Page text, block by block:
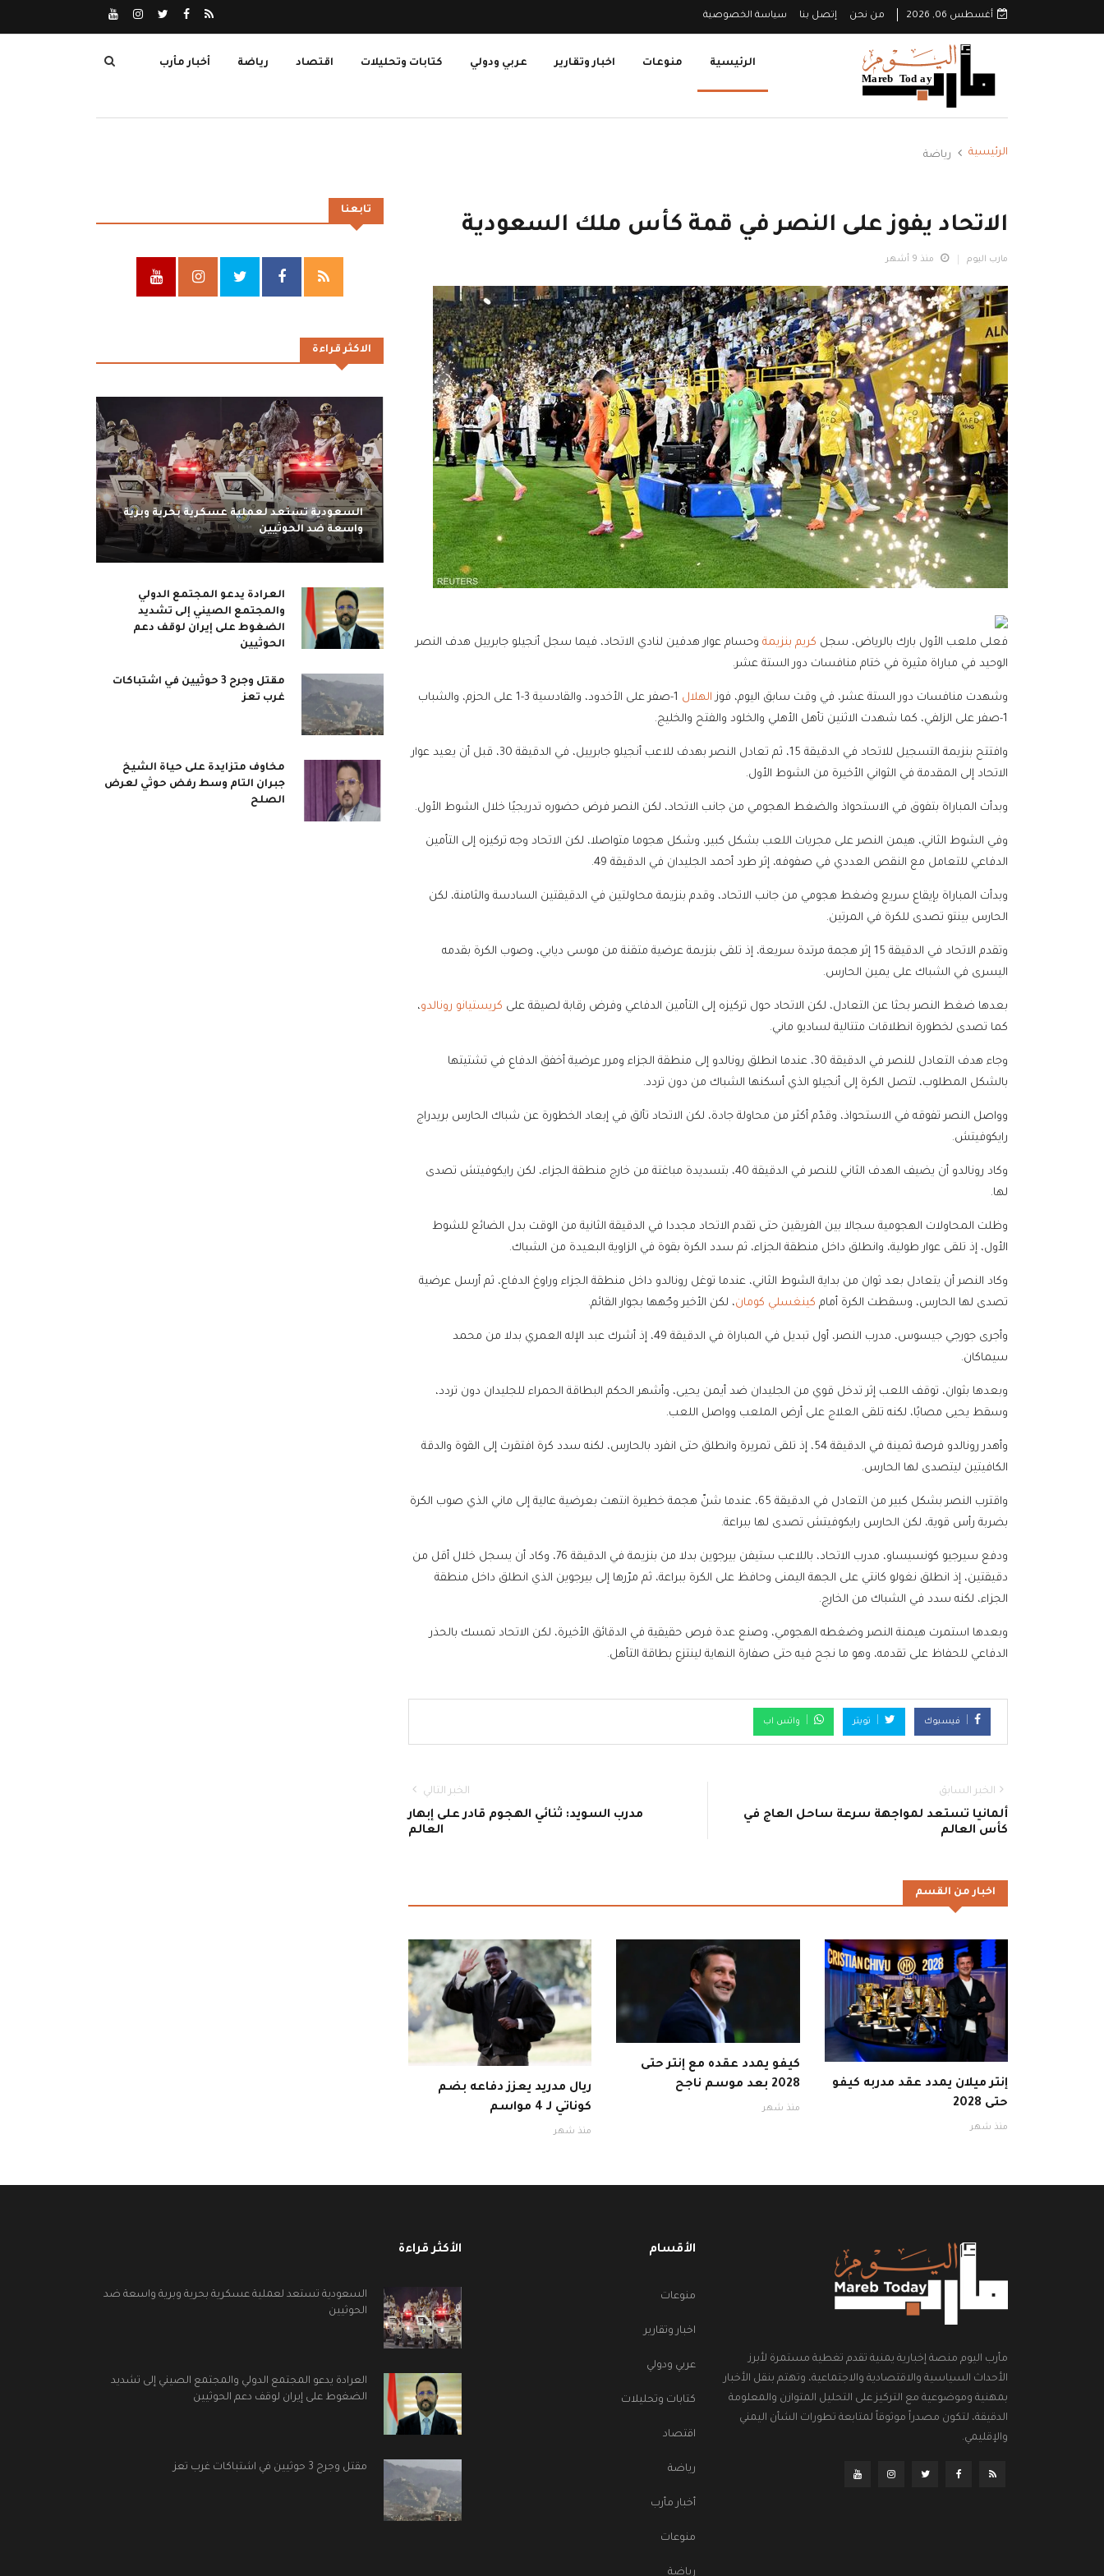
أغسطس 06, 2026 من نحن إتصل بنا سياسة الخصوصية
الرئيسية منوعات اخبار وتقارير عربي ودولي كتابات وتحليلات اقتصاد رياضة أخبار مأرب
الرئيسية رياضة
الاتحاد يفوز على النصر في قمة كأس ملك السعودية
مارب اليوم منذ 9 أشهر
فعلى ملعب الأول بارك بالرياض، سجل كريم بنزيمة وحسام عوار هدفين لنادي الاتحاد، فيما سجل أنجيلو جابرييل هدف النصر
الوحيد في مباراة مثيرة في ختام منافسات دور الستة عشر.
وشهدت منافسات دور الستة عشر، في وقت سابق اليوم، فوز الهلال
1-صفر على الأخدود، والقادسية 3-1 على الحزم، والشباب
1-صفر على الزلفي، كما شهدت الاثنين تأهل الأهلي والخلود والفتح والخليج.
وافتتح بنزيمة التسجيل للاتحاد في الدقيقة 15، ثم تعادل النصر بهدف للاعب أنجيلو جابرييل، في الدقيقة 30، قبل أن يعيد عوار
الاتحاد إلى المقدمة في الثواني الأخيرة من الشوط الأول.
وبدأت المباراة بتفوق في الاستحواذ والضغط الهجومي من جانب الاتحاد، لكن النصر فرض حضوره تدريجيًا خلال الشوط الأول.
وفي الشوط الثاني، هيمن النصر على مجريات اللعب بشكل كبير، وشكل هجوما متواصلا، لكن الاتحاد وجه تركيزه إلى التأمين
الدفاعي للتعامل مع النقص العددي في صفوفه، إثر طرد أحمد الجليدان في الدقيقة 49.
وبدأت المباراة بإيقاع سريع وضغط هجومي من جانب الاتحاد، وقدم بنزيمة محاولتين في الدقيقتين السادسة والثامنة، لكن
الحارس بينتو تصدى للكرة في المرتين.
وتقدم الاتحاد في الدقيقة 15 إثر هجمة مرتدة سريعة، إذ تلقى بنزيمة عرضية متقنة من موسى ديابي، وصوب الكرة بقدمه
اليسرى في الشباك على يمين الحارس.
بعدها ضغط النصر بحثا عن التعادل، لكن الاتحاد حول تركيزه إلى التأمين الدفاعي وفرض رقابة لصيقة على كريستيانو رونالدو،
كما تصدى لخطورة انطلاقات متتالية لساديو ماني.
وجاء هدف التعادل للنصر في الدقيقة 30، عندما انطلق رونالدو إلى منطقة الجزاء ومرر عرضية أخفق الدفاع في تشتيتها
بالشكل المطلوب، لتصل الكرة إلى أنجيلو الذي أسكنها الشباك من دون تردد.
وواصل النصر تفوقه في الاستحواذ، وقدّم أكثر من محاولة جادة، لكن الاتحاد تألق في إبعاد الخطورة عن شباك الحارس بريدراج
رايكوفيتش.
وكاد رونالدو أن يضيف الهدف الثاني للنصر في الدقيقة 40، بتسديدة مباغتة من خارج منطقة الجزاء، لكن رايكوفيتش تصدى
لها.
وظلت المحاولات الهجومية سجالا بين الفريقين حتى تقدم الاتحاد مجددا في الدقيقة الثانية من الوقت بدل الضائع للشوط
الأول، إذ تلقى عوار طولية، وانطلق داخل منطقة الجزاء، ثم سدد الكرة بقوة في الزاوية البعيدة من الشباك.
وكاد النصر أن يتعادل بعد ثوان من بداية الشوط الثاني، عندما توغل رونالدو داخل منطقة الجزاء وراوغ الدفاع، ثم أرسل عرضية
تصدى لها الحارس، وسقطت الكرة أمام كينغسلي كومان، لكن الأخير وجّهها بجوار القائم.
وأجرى جورجي جيسوس، مدرب النصر، أول تبديل في المباراة في الدقيقة 49، إذ أشرك عبد الإله العمري بدلا من محمد
سيماكان.
وبعدها بثوان، توقف اللعب إثر تدخل قوي من الجليدان ضد أيمن يحيى، وأشهر الحكم البطاقة الحمراء للجليدان دون تردد،
وسقط يحيى مصابًا، لكنه تلقى العلاج على أرض الملعب وواصل اللعب.
وأهدر رونالدو فرصة ثمينة في الدقيقة 54، إذ تلقى تمريرة وانطلق حتى انفرد بالحارس، لكنه سدد كرة افتقرت إلى القوة والدقة
الكافيتين ليتصدى لها الحارس.
واقترب النصر بشكل كبير من التعادل في الدقيقة 65، عندما شنّ هجمة خطيرة انتهت بعرضية عالية إلى ماني الذي صوب الكرة
بضربة رأس قوية، لكن الحارس رايكوفيتش تصدى لها ببراعة.
ودفع سيرجيو كونسيساو، مدرب الاتحاد، باللاعب ستيفن بيرجوين بدلا من بنزيمة في الدقيقة 76، وكاد أن يسجل خلال أقل من
دقيقتين، إذ انطلق نغولو كانتي على الجهة اليمنى وحافظ على الكرة ببراعة، ثم مرّرها إلى بيرجوين الذي انطلق داخل منطقة
الجزاء، لكنه سدد في الشباك من الخارج.
وبعدها استمرت هيمنة النصر وضغطه الهجومي، وصنع عدة فرص حقيقية في الدقائق الأخيرة، لكن الاتحاد تمسك بالحذر
الدفاعي للحفاظ على تقدمه، وهو ما نجح فيه حتى صفارة النهاية لينتزع بطاقة التأهل.
فيسبوك تويتر واتس اب
الخبر السابق
ألمانيا تستعد لمواجهة سرعة ساحل العاج في
كأس العالم
الخبر التالي
مدرب السويد: ثنائي الهجوم قادر على إبهار
العالم
اخبار من القسم
إنتر ميلان يمدد عقد مدربه كيفو
حتى 2028
منذ شهر
كيفو يمدد عقده مع إنتر حتى
2028 بعد موسم ناجح
منذ شهر
ريال مدريد يعزز دفاعه بضم
كوناتي لـ 4 مواسم
منذ شهر
تابعنا
الاكثر قراءة
السعودية تستعد لعملية عسكرية بحرية وبرية
واسعة ضد الحوثيين
العرادة يدعو المجتمع الدولي
والمجتمع الصيني إلى تشديد
الضغوط على إيران لوقف دعم
الحوثيين
مقتل وجرح 3 حوثيين في اشتباكات
غرب تعز
مخاوف متزايدة على حياة الشيخ
جبران التام وسط رفض حوثي لعرض
الصلح
مأرب اليوم منصة إخبارية يمنية تقدم تغطية مستمرة لأبرز
الأحداث السياسية والاقتصادية والاجتماعية، وتهتم بنقل الأخبار
بمهنية وموضوعية مع التركيز على التحليل المتوازن والمعلومة
الدقيقة، لتكون مصدراً موثوقاً لمتابعة تطورات الشأن اليمني
والإقليمي.
الأقسام
منوعات
اخبار وتقارير
عربي ودولي
كتابات وتحليلات
اقتصاد
رياضة
أخبار مأرب
منوعات
رياضة
الأكثر قراءة
السعودية تستعد لعملية عسكرية بحرية وبرية واسعة ضد
الحوثيين
العرادة يدعو المجتمع الدولي والمجتمع الصيني إلى تشديد
الضغوط على إيران لوقف دعم الحوثيين
مقتل وجرح 3 حوثيين في اشتباكات غرب تعز